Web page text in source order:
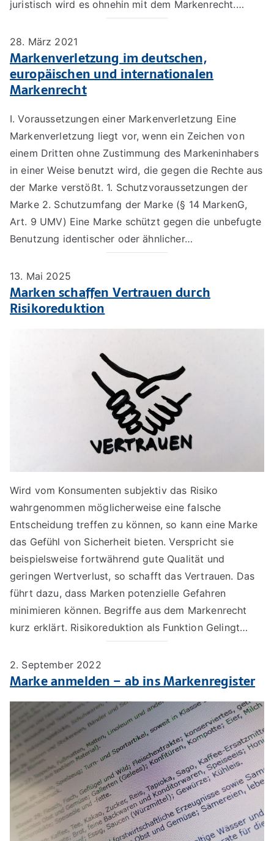
juristisch wird es ohnehin mit dem Markenrecht.…
28. März 2021
Markenverletzung im deutschen,
europäischen und internationalen
Markenrecht
I. Voraussetzungen einer Markenverletzung Eine
Markenverletzung liegt vor, wenn ein Zeichen von
einem Dritten ohne Zustimmung des Markeninhabers
in einer Weise benutzt wird, die gegen die Rechte aus
der Marke verstößt. 1. Schutzvoraussetzungen der
Marke 2. Schutzumfang der Marke (§ 14 MarkenG,
Art. 9 UMV) Eine Marke schützt gegen die unbefugte
Benutzung identischer oder ähnlicher…
13. Mai 2025
Marken schaffen Vertrauen durch
Risikoreduktion
Wird vom Konsumenten subjektiv das Risiko
wahrgenommen möglicherweise eine falsche
Entscheidung treffen zu können, so kann eine Marke
das Gefühl von Sicherheit bieten. Verspricht sie
beispielsweise fortwährend gute Qualität und
geringen Wertverlust, so schafft das Vertrauen. Das
führt dazu, dass Marken potenzielle Gefahren
minimieren können. Begriffe aus dem Markenrecht
kurz erklärt. Risikoreduktion als Funktion Gelingt…
2. September 2022
Marke anmelden – ab ins Markenregister